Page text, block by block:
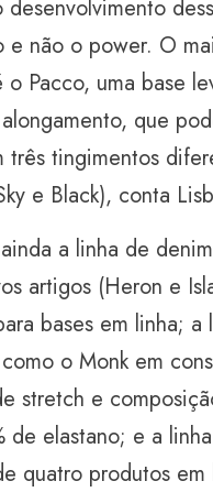
não o power. O
Pacco, uma base
que
três tingimentos
e Black), conta
a linha de
artigos (Heron e
bases em linha; a
o Monk em
stretch e
de elastano; e a
quatro produtos em